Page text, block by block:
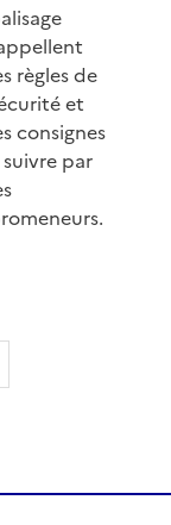
règles de
et
consignes
suivre par
par email